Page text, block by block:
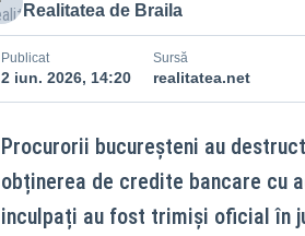
Realitatea de Braila
Publicat
2 iun. 2026, 14:20
Sursă
realitatea.net
Procurorii bucureșteni au
obținerea de credite bancare cu
inculpați au fost trimiși oficial în